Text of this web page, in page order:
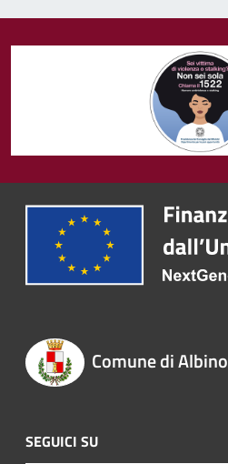
Comune di Albino
SEGUICI SU